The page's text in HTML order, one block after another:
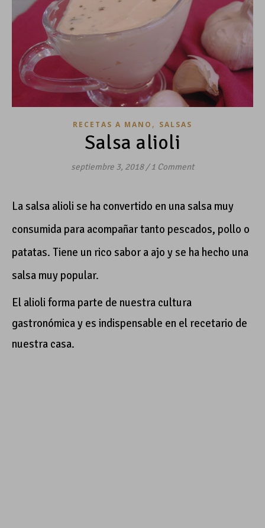
RECETAS A MANO , SALSAS
Salsa alioli
septiembre 3, 2018 / 1 Comment
La salsa alioli se ha convertido en una salsa muy
consumida para acompañar tanto pescados, pollo o
patatas. Tiene un rico sabor a ajo y se ha hecho una
salsa muy popular.
El alioli forma parte de nuestra cultura
gastronómica y es indispensable en el recetario de
nuestra casa.